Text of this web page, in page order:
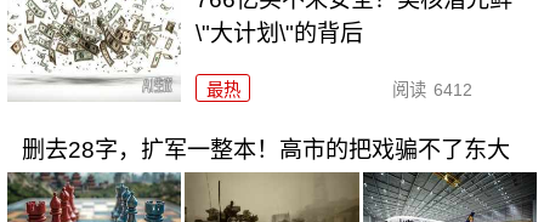
\"大计划\"的背后
最热 阅读 6412
删去28字，扩军一整本！高市的把戏骗不了东大